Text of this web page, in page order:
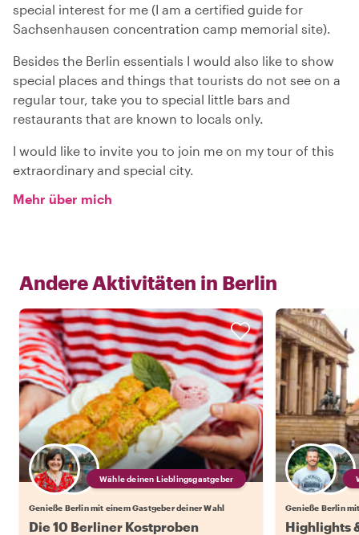
special interest for me (I am a certified guide for
Sachsenhausen concentration camp memorial site).
Besides the Berlin essentials I would also like to show
special places and things that tourists do not see on a
regular tour, take you to special little bars and
restaurants that are known to locals only.
I would like to invite you to join me on my tour of this
extraordinary and special city.
Mehr über mich
Andere Aktivitäten in Berlin
Wähle deinen Lieblingsgastgeber
Genieße Berlin mit einem Gastgeber deiner Wahl
Die 10 Berliner Kostproben
Genieße Berlin
Highlights